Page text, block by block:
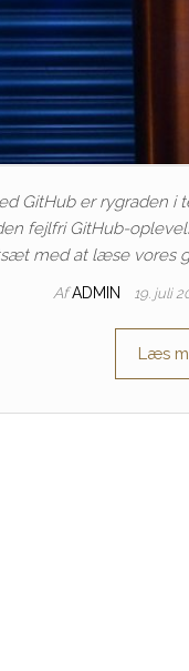
GitHub er rygraden
fejlfri GitHub-
med at læse vores
Af ADMIN 19. juli
Læs